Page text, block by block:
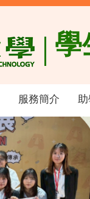
學
服務簡介 助